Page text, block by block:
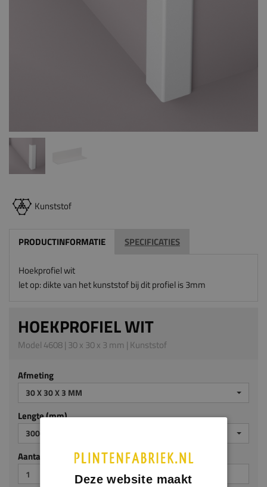
Kunststof
PRODUCTINFORMATIE SPECIFICATIES
Hoekprofiel wit
let op: dikte van het kunststof bij dit profiel is 3mm
HOEKPROFIEL WIT
Model 4608 | 30 x 30 x 3 mm | Kunststof
Afmeting
30 X 30 X 3 MM
Lengte (mm)
3000
Aantal stuks
Deze website maakt